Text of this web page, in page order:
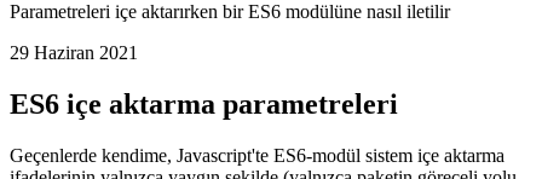
parametrelerle ES6 içe aktarma
29 Haziran 2021
ES6 içe aktarma parametreleri